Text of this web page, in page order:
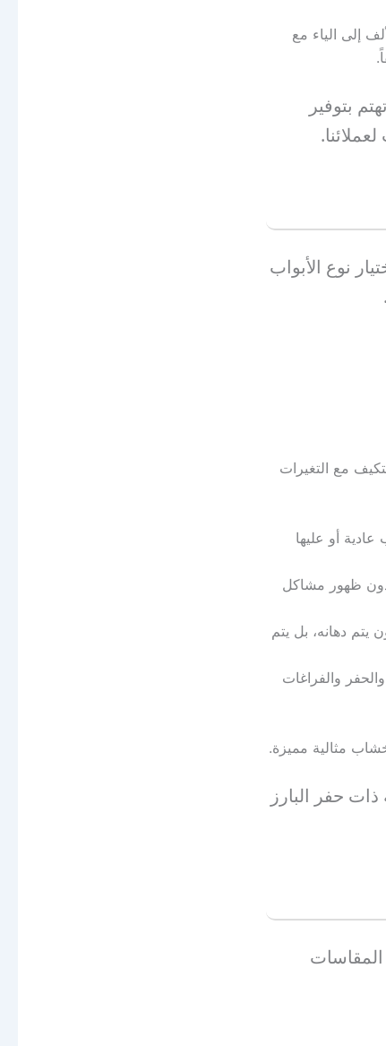
إلى الياء مع
بتوفير
نوع الأبواب
مع التغيرات
أو عليها
دون ظهور مشاكل
يتم دهانه، بل يتم
والفراغات
مثالية مميزة.
حفر البارز
المقاسات